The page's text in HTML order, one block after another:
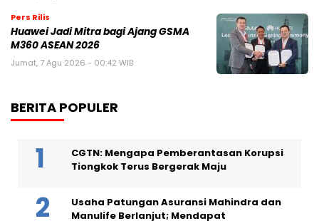
Pers Rilis
Huawei Jadi Mitra bagi Ajang GSMA
M360 ASEAN 2026
Jumat, 7 Agu 2026 - 00:42 WIB
BERITA POPULER
CGTN: Mengapa Pemberantasan Korupsi
Tiongkok Terus Bergerak Maju
Usaha Patungan Asuransi Mahindra dan
Manulife Berlanjut; Mendapat